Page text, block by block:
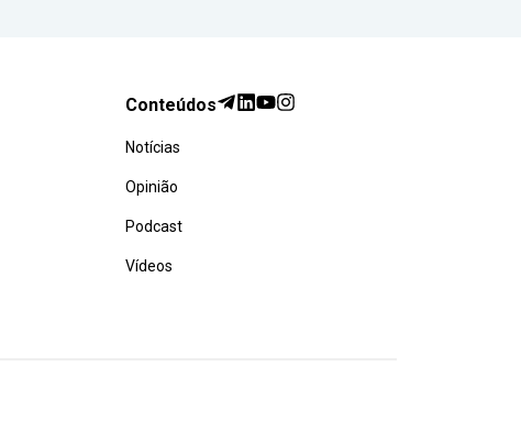
Conteúdos
Notícias
Opinião
Podcast
Vídeos